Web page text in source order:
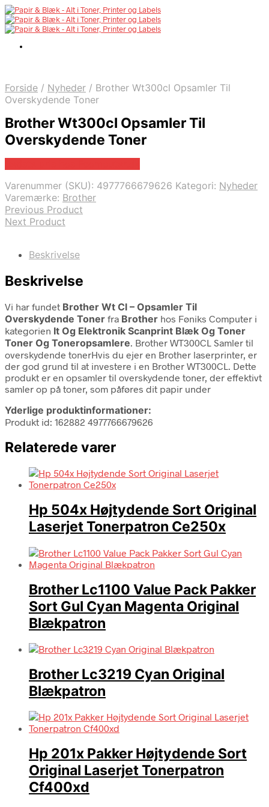
Forside / Nyheder / Brother Wt300cl Opsamler Til
Overskydende Toner
Brother Wt300cl Opsamler Til
Overskydende Toner
Varenummer (SKU): 4977766679626 Kategori: Nyheder
Varemærke: Brother
Previous Product
Next Product
Beskrivelse
Beskrivelse
Vi har fundet Brother Wt Cl – Opsamler Til
Overskydende Toner fra Brother hos Føniks Computer i
kategorien It Og Elektronik Scanprint Blæk Og Toner
Toner Og Toneropsamlere. Brother WT300CL Samler til
overskydende tonerHvis du ejer en Brother laserprinter, er
der god grund til at investere i en Brother WT300CL. Dette
produkt er en opsamler til overskydende toner, der effektivt
samler op på toner, som påføres dit papir under
Yderlige produktinformationer:
Produkt id: 162882 4977766679626
Relaterede varer
Hp 504x Højtydende Sort Original
Laserjet Tonerpatron Ce250x
Brother Lc1100 Value Pack Pakker
Sort Gul Cyan Magenta Original
Blækpatron
Brother Lc3219 Cyan Original
Blækpatron
Hp 201x Pakker Højtydende Sort
Original Laserjet Tonerpatron
Cf400xd